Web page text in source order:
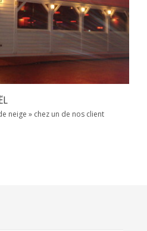
neige » chez un de nos client